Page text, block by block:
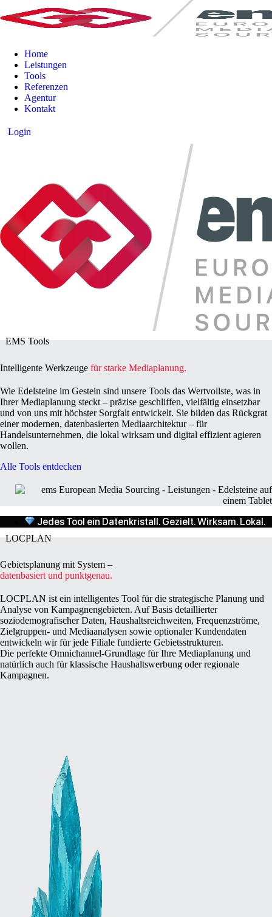
Home
Leistungen
Tools
Referenzen
Agentur
Kontakt
Login
EMS Tools
Intelligente Werkzeuge für starke Mediaplanung.
Wie Edelsteine im Gestein sind unsere Tools das Wertvollste, was in
Ihrer Mediaplanung steckt – präzise geschliffen, vielfältig einsetzbar
und von uns mit höchster Sorgfalt entwickelt. Sie bilden das Rückgrat
einer modernen, datenbasierten Mediaarchitektur – für
Handelsunternehmen, die lokal wirksam und digital effizient agieren
wollen.
Alle Tools entdecken
Jedes Tool ein Datenkristall. Gezielt. Wirksam. Lokal.
LOCPLAN
Gebietsplanung mit System –
datenbasiert und punktgenau.
LOCPLAN ist ein intelligentes Tool für die strategische Planung und
Analyse von Kampagnengebieten. Auf Basis detaillierter
soziodemografischer Daten, Haushaltsreichweiten, Frequenzströme,
Zielgruppen- und Mediaanalysen sowie optionaler Kundendaten
entwickeln wir für jede Filiale fundierte Gebietsstrukturen.
Die perfekte Omnichannel-Grundlage für Ihre Mediaplanung und
natürlich auch für klassische Haushaltswerbung oder regionale
Kampagnen.